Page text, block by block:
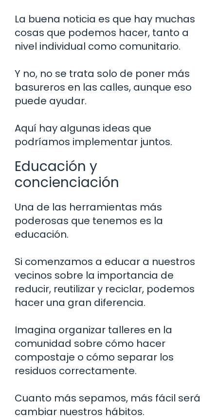
La buena noticia es que hay muchas
cosas que podemos hacer, tanto a
nivel individual como comunitario.
Y no, no se trata solo de poner más
basureros en las calles, aunque eso
puede ayudar.
Aquí hay algunas ideas que
podríamos implementar juntos.
Educación y
concienciación
Una de las herramientas más
poderosas que tenemos es la
educación.
Si comenzamos a educar a nuestros
vecinos sobre la importancia de
reducir, reutilizar y reciclar, podemos
hacer una gran diferencia.
Imagina organizar talleres en la
comunidad sobre cómo hacer
compostaje o cómo separar los
residuos correctamente.
Cuanto más sepamos, más fácil será
cambiar nuestros hábitos.